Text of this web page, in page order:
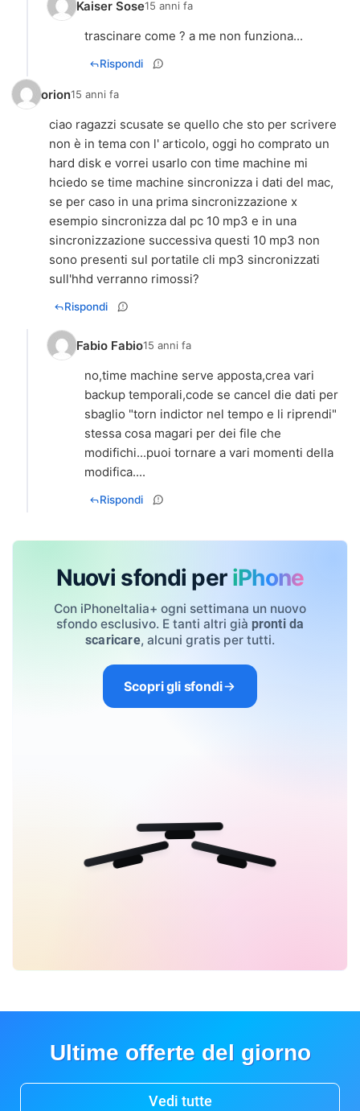
Kaiser Sose15 anni fa
trascinare come ? a me non funziona...
Rispondi
orion15 anni fa
ciao ragazzi scusate se quello che sto per scrivere
non è in tema con l' articolo, oggi ho comprato un
hard disk e vorrei usarlo con time machine mi
hciedo se time machine sincronizza i dati del mac,
se per caso in una prima sincronizzazione x
esempio sincronizza dal pc 10 mp3 e in una
sincronizzazione successiva questi 10 mp3 non
sono presenti sul portatile cli mp3 sincronizzati
sull'hhd verranno rimossi?
Rispondi
Fabio Fabio15 anni fa
no,time machine serve apposta,crea vari
backup temporali,code se cancel die dati per
sbaglio "torn indictor nel tempo e li riprendi"
stessa cosa magari per dei file che
modifichi...puoi tornare a vari momenti della
modifica....
Rispondi
Nuovi sfondi per iPhone
Con iPhoneItalia+ ogni settimana un nuovo
sfondo esclusivo. E tanti altri già pronti da
scaricare, alcuni gratis per tutti.
Scopri gli sfondi
Ultime offerte del giorno
Vedi tutte